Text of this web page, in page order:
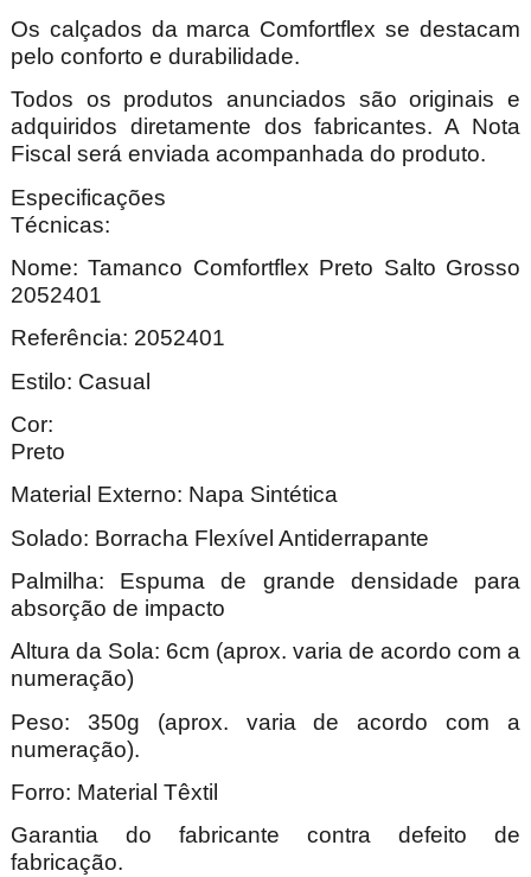
Os calçados da marca Comfortflex se destacam
pelo conforto e durabilidade.
Todos os produtos anunciados são originais e
adquiridos diretamente dos fabricantes. A Nota
Fiscal será enviada acompanhada do produto.
Especificações
Nome: Tamanco Comfortflex Preto Salto Grosso
2052401
Referência: 2052401
Estilo: Casual
Cor:
Material Externo: Napa Sintética
Solado: Borracha Flexível Antiderrapante
Palmilha: Espuma de grande densidade para
absorção de impacto
Altura da Sola: 6cm (aprox. varia de acordo com a
numeração)
Peso: 350g (aprox. varia de acordo com a
numeração).
Forro: Material Têxtil
Garantia do fabricante contra defeito de
fabricação.